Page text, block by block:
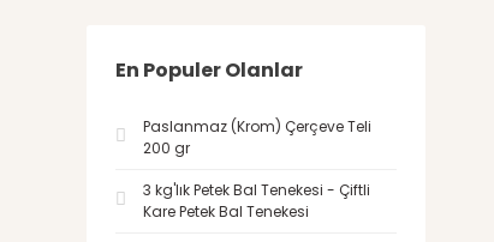
En Populer Olanlar
Paslanmaz (Krom) Çerçeve Teli
200 gr
3 kg'lık Petek Bal Tenekesi - Çiftli
Kare Petek Bal Tenekesi